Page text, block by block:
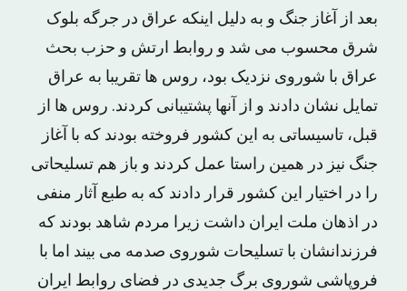
بعد از آغاز جنگ و به دلیل اینکه عراق در جرگه بلوک
شرق محسوب می شد و روابط ارتش و حزب بحث
عراق با شوروی نزدیک بود، روس ها تقریبا به عراق
تمایل نشان دادند و از آنها پشتیبانی کردند. روس ها از
قبل، تاسیساتی به این کشور فروخته بودند که با آغاز
جنگ نیز در همین راستا عمل کردند و باز هم تسلیحاتی
را در اختیار این کشور قرار دادند که به طبع آثار منفی
در اذهان ملت ایران داشت زیرا مردم شاهد بودند که
فرزندانشان با تسلیحات شوروی صدمه می بیند اما با
فروپاشی شوروی برگ جدیدی در فضای روابط ایران